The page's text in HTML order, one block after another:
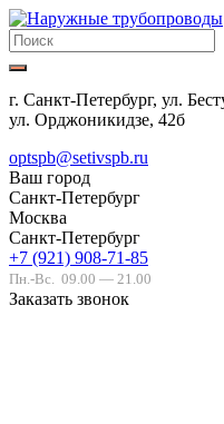
г. Санкт-Петербург, ул.
ул. Орджоникидзе, 42б
optspb@setivspb.ru
Ваш город
Санкт-Петербург
Москва
Санкт-Петербург
+7 (921) 908-71-85
Пн.-Вс. 09.00 — 21.00
Заказать звонок